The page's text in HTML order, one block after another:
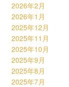
2026年2月
2026年1月
2025年12月
2025年11月
2025年10月
2025年9月
2025年8月
2025年7月